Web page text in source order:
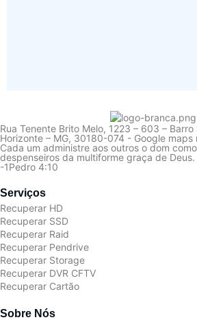
Rua Tenente Brito Melo, 1223 – 603 –
Horizonte – MG, 30180-074 - Google maps
Cada um administre aos outros o dom
despenseiros da multiforme graça de Deus.
-1Pedro 4:10
Serviços
Recuperar HD
Recuperar SSD
Recuperar Raid
Recuperar Pendrive
Recuperar Storage
Recuperar DVR CFTV
Recuperar Cartão
Sobre Nós